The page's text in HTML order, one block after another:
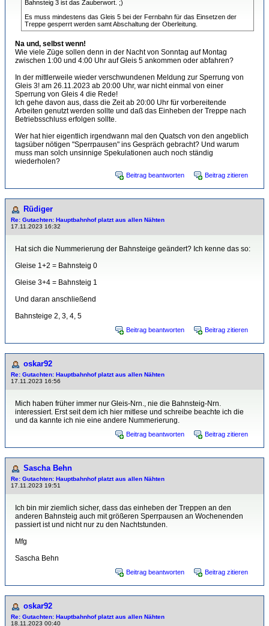
Bahnsteig 3 ist das Zauberwort. ;)
Es muss mindestens das Gleis 5 bei der Fernbahn für das Einsetzen der
Treppe gesperrt werden samt Abschaltung der Oberleitung.
Na und, selbst wenn!
Wie viele Züge sollen denn in der Nacht von Sonntag auf Montag
zwischen 1:00 und 4:00 Uhr auf Gleis 5 ankommen oder abfahren?
In der mittlerweile wieder verschwundenen Meldung zur Sperrung von
Gleis 3! am 26.11.2023 ab 20:00 Uhr, war nicht einmal von einer
Sperrung von Gleis 4 die Rede!
Ich gehe davon aus, dass die Zeit ab 20:00 Uhr für vorbereitende
Arbeiten genutzt werden sollte und daß das Einheben der Treppe nach
Betriebsschluss erfolgen sollte.
Wer hat hier eigentlich irgendwann mal den Quatsch von den angeblich
tagsüber nötigen "Sperrpausen" ins Gespräch gebracht? Und warum
muss man solch unsinnige Spekulationen auch noch ständig
wiederholen?
Beitrag beantworten Beitrag zitieren
Rüdiger
Re: Gutachten: Hauptbahnhof platzt aus allen Nähten
17.11.2023 16:32
Hat sich die Nummerierung der Bahnsteige geändert? Ich kenne das so:
Gleise 1+2 = Bahnsteig 0
Gleise 3+4 = Bahnsteig 1
Und daran anschließend
Bahnsteige 2, 3, 4, 5
Beitrag beantworten Beitrag zitieren
oskar92
Re: Gutachten: Hauptbahnhof platzt aus allen Nähten
17.11.2023 16:56
Mich haben früher immer nur Gleis-Nrn., nie die Bahnsteig-Nrn.
interessiert. Erst seit dem ich hier mitlese und schreibe beachte ich die
und da kannte ich nie eine andere Nummerierung.
Beitrag beantworten Beitrag zitieren
Sascha Behn
Re: Gutachten: Hauptbahnhof platzt aus allen Nähten
17.11.2023 19:51
Ich bin mir ziemlich sicher, dass das einheben der Treppen an den
anderen Bahnsteig auch mit größeren Sperrpausen an Wochenenden
passiert ist und nicht nur zu den Nachtstunden.
Mfg
Sascha Behn
Beitrag beantworten Beitrag zitieren
oskar92
Re: Gutachten: Hauptbahnhof platzt aus allen Nähten
18.11.2023 00:40